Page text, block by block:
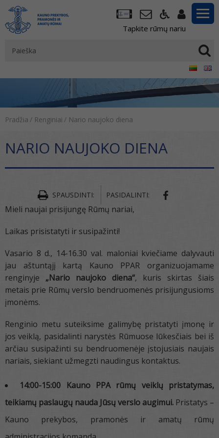
Tapkite rūmų nariu
Pradžia / Renginiai / Nario naujoko diena
NARIO NAUJOKO DIENA
SPAUSDINTI: PASIDALINTI:
Mieli naujai prisijungę Rūmų nariai,
Laikas prisistatyti ir susipažinti!
Vasario 8 d., 14-16.30 val. maloniai kviečiame dalyvauti
jau aštuntąjį kartą Kauno PPAR organizuojamame
renginyje „Nario naujoko diena“, kuris skirtas šiais
metais prie Rūmų verslo bendruomenės prisijungusioms
įmonėms.
Renginio metu suteiksime galimybę pristatyti įmonę ir
jos veiklą, pasidalinti narystės Rūmuose lūkesčiais bei iš
arčiau susipažinti su bendruomenėje įstojusiais naujais
nariais, siekiant užmegzti naudingus kontaktus.
14:00-15:00
Kauno PPA rūmų veiklų pristatymas,
teikiamų paslaugų nauda Jūsų verslo augimui. Pristatys –
Kauno prekybos, pramonės ir amatų rūmų